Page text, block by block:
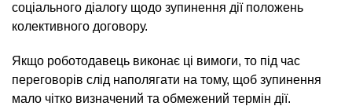
соціального діалогу щодо зупинення дії положень
колективного договору.
Якщо роботодавець виконає ці вимоги, то під час
переговорів слід наполягати на тому, щоб зупинення
мало чітко визначений та обмежений термін дії.